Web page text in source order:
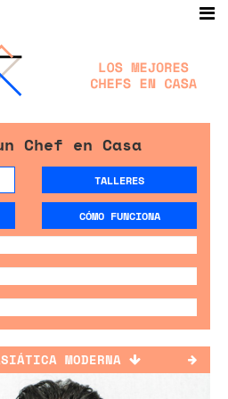
Chef en Casa
TALLERES
CÓMO FUNCIONA
MODERNA